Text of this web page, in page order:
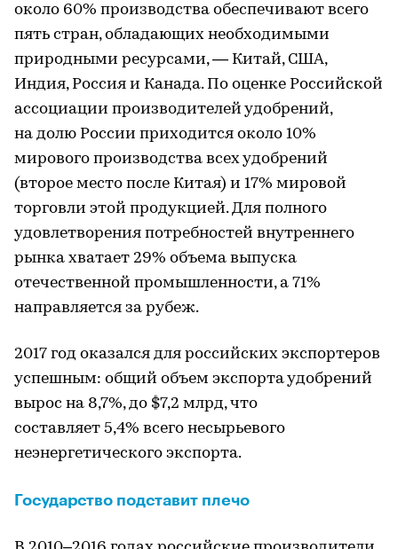
около 60% производства обеспечивают всего
пять стран, обладающих необходимыми
природными ресурсами, — Китай, США,
Индия, Россия и Канада. По оценке Российской
ассоциации производителей удобрений,
на долю России приходится около 10%
мирового производства всех удобрений
(второе место после Китая) и 17% мировой
торговли этой продукцией. Для полного
удовлетворения потребностей внутреннего
рынка хватает 29% объема выпуска
отечественной промышленности, а 71%
направляется за рубеж.
2017 год оказался для российских экспортеров
успешным: общий объем экспорта удобрений
вырос на 8,7%, до $7,2 млрд, что
составляет 5,4% всего несырьевого
неэнергетического экспорта.
Государство подставит плечо